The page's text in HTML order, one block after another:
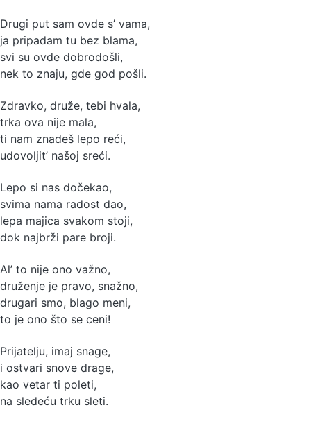
Drugi put sam ovde s’ vama,
ja pripadam tu bez blama,
svi su ovde dobrodošli,
nek to znaju, gde god pošli.
Zdravko, druže, tebi hvala,
trka ova nije mala,
ti nam znadeš lepo reći,
udovoljit’ našoj sreći.
Lepo si nas dočekao,
svima nama radost dao,
lepa majica svakom stoji,
dok najbrži pare broji.
Al’ to nije ono važno,
druženje je pravo, snažno,
drugari smo, blago meni,
to je ono što se ceni!
Prijatelju, imaj snage,
i ostvari snove drage,
kao vetar ti poleti,
na sledeću trku sleti.